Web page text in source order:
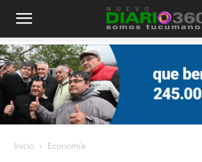
Diario
360
Inicio Economía